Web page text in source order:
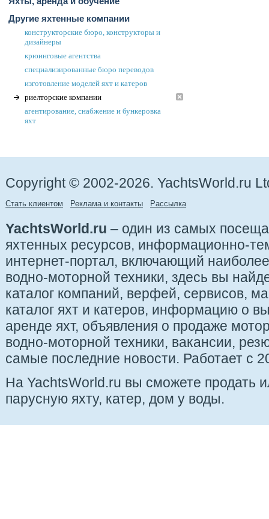
Другие яхтенные компании
конструкторские бюро, конструкторы и
дизайнеры
крюинговые агентства
специализированные бюро переводов
изготовление моделей яхт и катеров
риелторские компании
агентирование, снабжение и бункеровка
яхт
Copyright © 2002-2026. YachtsWorld.ru
Стать клиентом Реклама и контакты Рассылка
YachtsWorld.ru – один из самых
яхтенных ресурсов, информационно-
интернет-портал, включающий
водно-моторной техники, здесь вы
каталог компаний, верфей, сервисов,
каталог яхт и катеров, информацию о
аренде яхт, объявления о продаже
водно-моторной техники, вакансии,
самые последние новости. Работает с
На YachtsWorld.ru вы сможете продать
парусную яхту, катер, дом у воды.